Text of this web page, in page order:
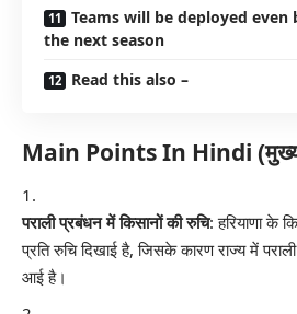
Teams will be deployed
the next season
Read this also –
Main Points In Hindi (मुख्य
पराली प्रबंधन में किसानों की रुचि: हरियाणा के
प्रति रुचि दिखाई है, जिसके कारण राज्य में
आई है।